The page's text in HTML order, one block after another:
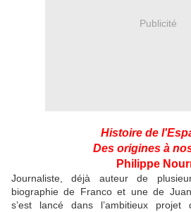
Publicité
Histoire de
Des origines à
Philippe
Journaliste, déjà auteur de
biographie de Franco et une de
s’est lancé dans l’ambitieux